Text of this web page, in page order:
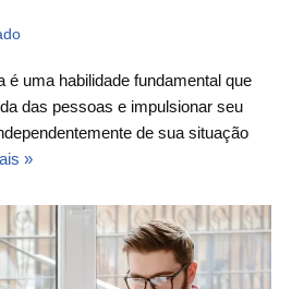
é uma habilidade fundamental que
das pessoas e impulsionar seu
de sua situação
»